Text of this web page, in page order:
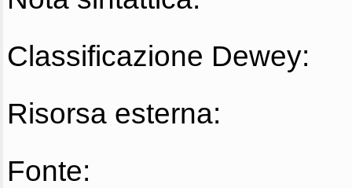
Classificazione Dewey:
Risorsa esterna:
Fonte: